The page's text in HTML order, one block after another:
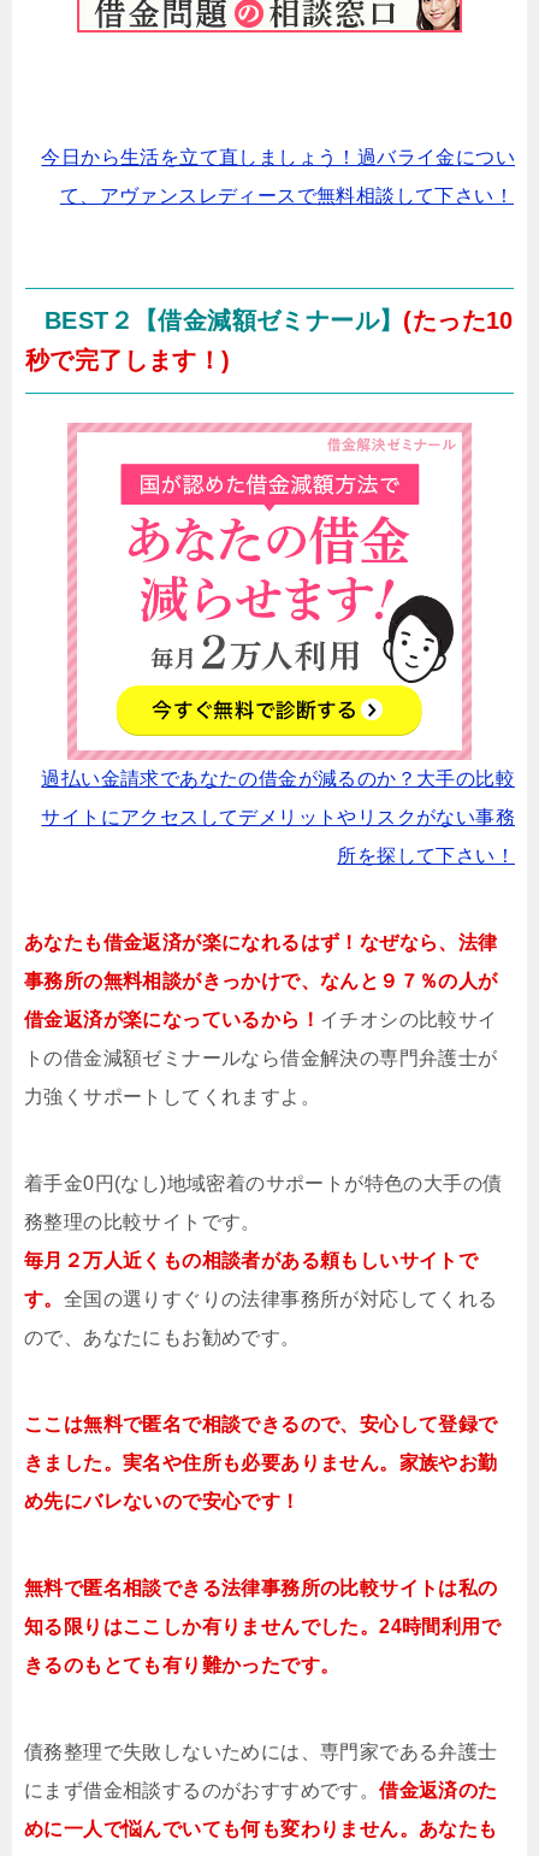
今日から生活を立て直しましょう！過バライ金につい
て、アヴァンスレディースで無料相談して下さい！
BEST２【借金減額ゼミナール】 (たった10
秒で完了します！)
過払い金請求であなたの借金が減るのか？大手の比較
サイトにアクセスしてデメリットやリスクがない事務
所を探して下さい！
あなたも借金返済が楽になれるはず！なぜなら、法律
事務所の無料相談がきっかけで、なんと９７％の人が
借金返済が楽になっているから！ イチオシの比較サイ
トの借金減額ゼミナールなら借金解決の専門弁護士が
力強くサポートしてくれますよ。
着手金0円(なし)地域密着のサポートが特色の大手の債
務整理の比較サイトです。
毎月２万人近くもの相談者がある頼もしいサイトで
す。 全国の選りすぐりの法律事務所が対応してくれる
ので、あなたにもお勧めです。
ここは無料で匿名で相談できるので、安心して登録で
きました。実名や住所も必要ありません。家族やお勤
め先にバレないので安心です！
無料で匿名相談できる法律事務所の比較サイトは私の
知る限りはここしか有りませんでした。24時間利用で
きるのもとても有り難かったです。
債務整理で失敗しないためには、専門家である弁護士
にまず借金相談するのがおすすめです。借金返済のた
めに一人で悩んでいても何も変わりません。あなたも